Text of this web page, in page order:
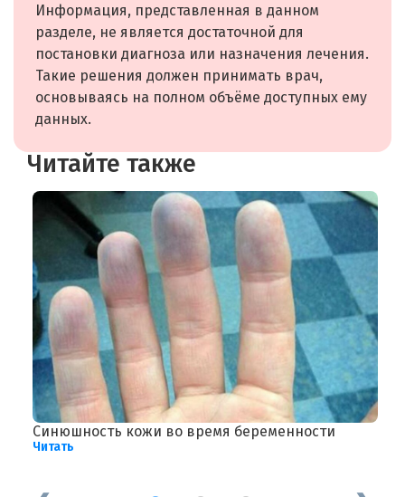
Информация, представленная в данном
разделе, не является достаточной для
постановки диагноза или назначения лечения.
Такие решения должен принимать врач,
основываясь на полном объёме доступных ему
данных.
Читайте также
Синюшность кожи во время беременности
Читать